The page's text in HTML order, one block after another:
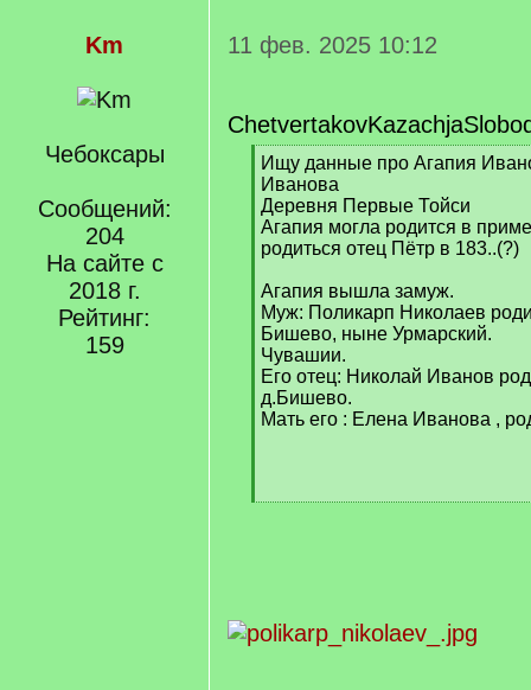
Km
Чебоксары
Сообщений:
204
На сайте с
2018 г.
Рейтинг:
159
11 фев. 2025 10:12
[
q
]
Ищу данные про Агапия
Иванова
Деревня Первые Тойси
Агапия могла родится в
родиться отец Пётр в 183..(?)
Агапия вышла замуж.
Муж: Поликарп Николаев
Бишево, ныне Урмарский.
Чувашии.
Его отец: Николай Иванов
д.Бишево.
Мать его : Елена Иванова ,
[